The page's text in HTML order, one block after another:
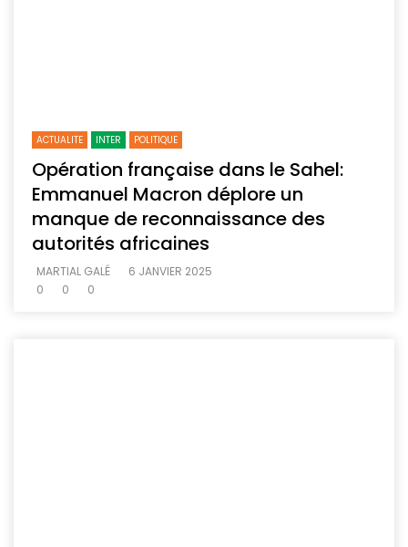
ACTUALITE INTER POLITIQUE
Opération française dans le Sahel:
Emmanuel Macron déplore un
manque de reconnaissance des
autorités africaines
MARTIAL GALÉ
6 JANVIER 2025
0
0 0